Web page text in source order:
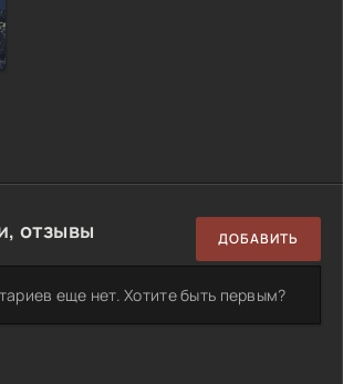
отзывы ДОБАВИТЬ
еще нет. Хотите быть первым?